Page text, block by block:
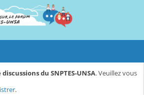
discussions du SNPTES-UNSA. Veuillez vous
.